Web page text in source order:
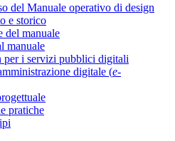
del Manuale operativo di design
e storico
del manuale
manuale
per i servizi pubblici digitali
digitale (e-
pratiche